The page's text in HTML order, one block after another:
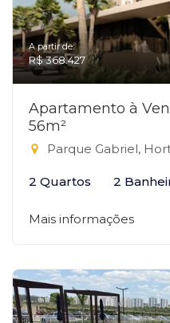
A partir de:
R$ 368.427
Apartamento à
56m²
Parque Gabriel,
2 Quartos 2
Mais informações